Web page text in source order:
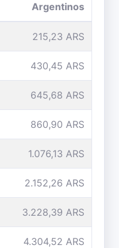
Argentinos
215,23 ARS
430,45 ARS
645,68 ARS
860,90 ARS
1.076,13 ARS
2.152,26 ARS
3.228,39 ARS
4.304,52 ARS